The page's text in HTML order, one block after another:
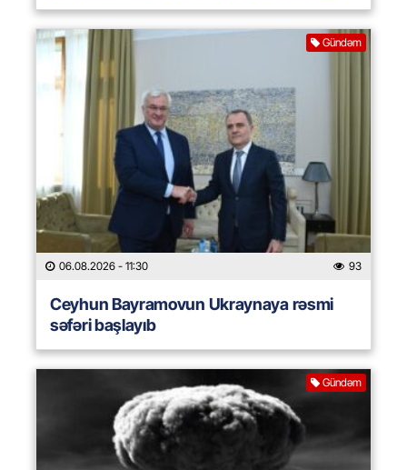
Gündəm
06.08.2026 - 11:30 93
Ceyhun Bayramovun Ukraynaya rəsmi
səfəri başlayıb
Gündəm